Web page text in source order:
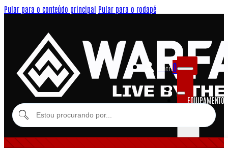
Pular para o conteúdo principal Pular para o rodapé
Entrar
0
EQUIPAMENTOS